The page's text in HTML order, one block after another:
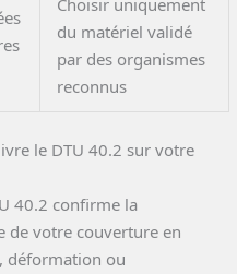
du matériel validé
par des organismes
reconnus
le DTU 40.2 sur votre
40.2 confirme la
de votre couverture en
, déformation ou